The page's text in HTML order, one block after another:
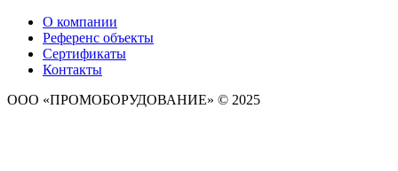
О компании
Референс объекты
Сертификаты
Контакты
ООО «ПРОМОБОРУДОВАНИЕ» © 2025